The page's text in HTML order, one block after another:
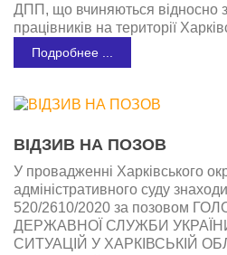
ДПП, що вчиняються відносно
працівників на території
Подробнее ...
ВІДЗИВ НА ПОЗОВ
У провадженні Харківського
адміністративного суду
520/2610/2020 за позовом
ДЕРЖАВНОЇ СЛУЖБИ
СИТУАЦІЙ У ХАРКІВСЬКІЙ